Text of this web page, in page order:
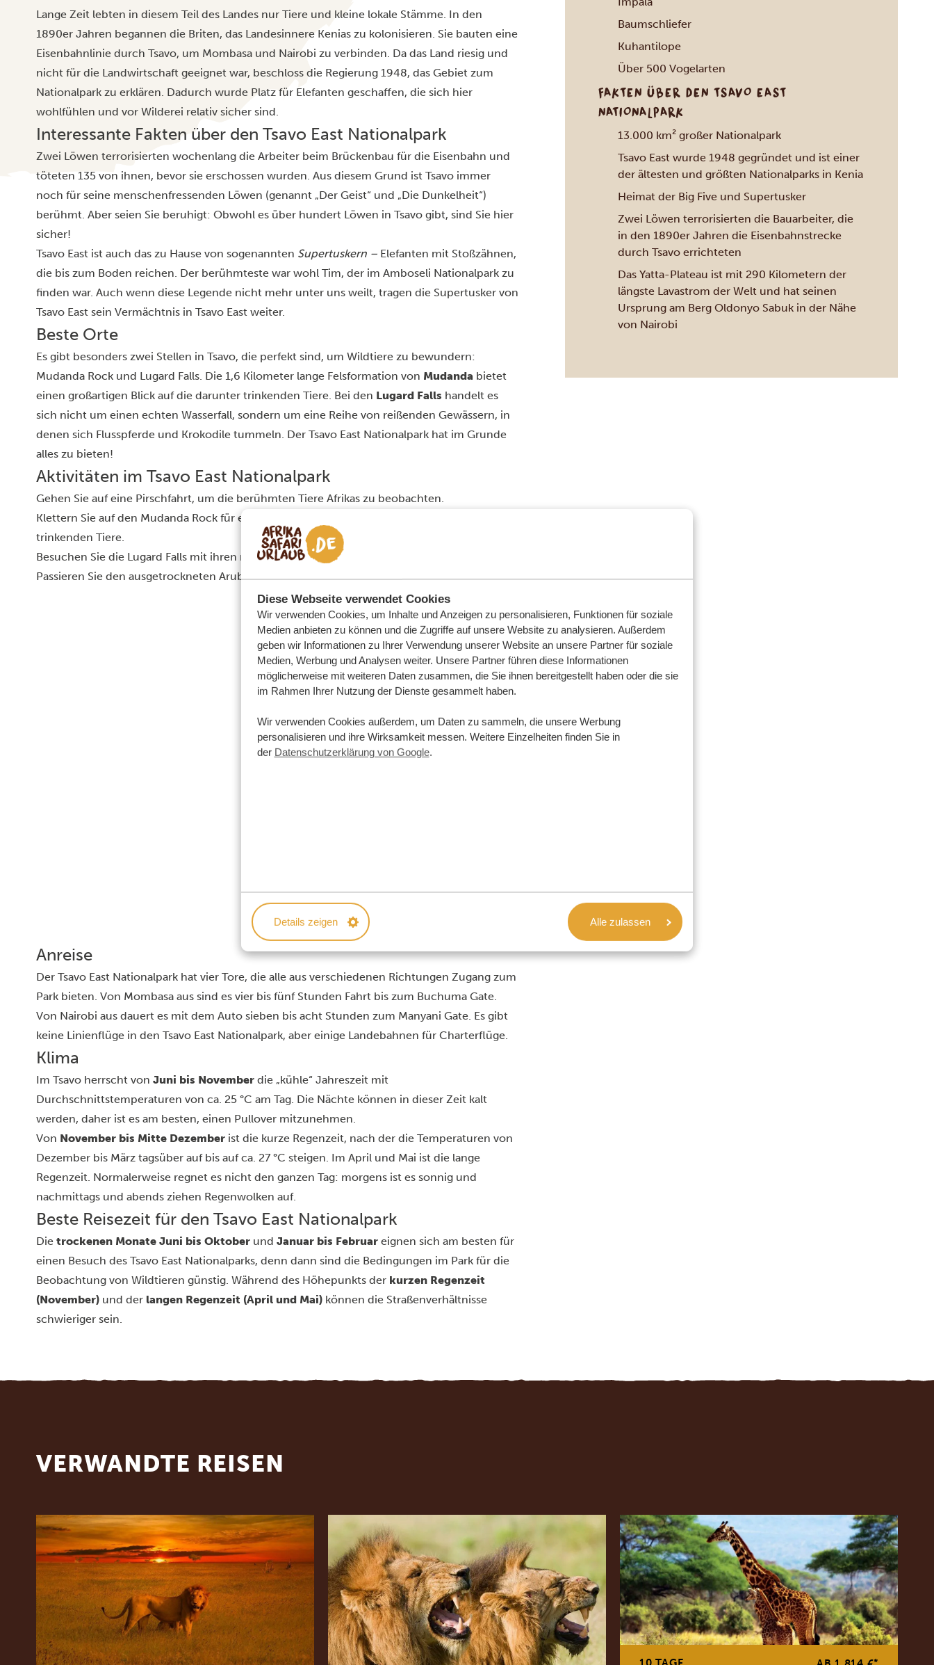
Diese Webseite verwendet Cookies
Wir verwenden Cookies, um Inhalte und Anzeigen zu personalisieren, Funktionen für soziale
Medien anbieten zu können und die Zugriffe auf unsere Website zu analysieren. Außerdem
geben wir Informationen zu Ihrer Verwendung unserer Website an unsere Partner für soziale
Medien, Werbung und Analysen weiter. Unsere Partner führen diese Informationen
möglicherweise mit weiteren Daten zusammen, die Sie ihnen bereitgestellt haben oder die sie
im Rahmen Ihrer Nutzung der Dienste gesammelt haben.
Wir verwenden Cookies außerdem, um Daten zu sammeln, die unsere Werbung
personalisieren und ihre Wirksamkeit messen. Weitere Einzelheiten finden Sie in
der Datenschutzerklärung von Google.
Details zeigen Alle zulassen
Lange Zeit lebten in diesem Teil des Landes nur Tiere und kleine lokale Stämme. In den
1890er Jahren begannen die Briten, das Landesinnere Kenias zu kolonisieren. Sie bauten eine
Eisenbahnlinie durch Tsavo, um Mombasa und Nairobi zu verbinden. Da das Land riesig und
nicht für die Landwirtschaft geeignet war, beschloss die Regierung 1948, das Gebiet zum
Nationalpark zu erklären. Dadurch wurde Platz für Elefanten geschaffen, die sich hier
wohlfühlen und vor Wilderei relativ sicher sind.
Interessante Fakten über den Tsavo East Nationalpark
Zwei Löwen terrorisierten wochenlang die Arbeiter beim Brückenbau für die Eisenbahn und
töteten 135 von ihnen, bevor sie erschossen wurden. Aus diesem Grund ist Tsavo immer
noch für seine menschenfressenden Löwen (genannt „Der Geist“ und „Die Dunkelheit“)
berühmt. Aber seien Sie beruhigt: Obwohl es über hundert Löwen in Tsavo gibt, sind Sie hier
sicher!
Tsavo East ist auch das zu Hause von sogenannten Supertuskern – Elefanten mit Stoßzähnen,
die bis zum Boden reichen. Der berühmteste war wohl Tim, der im Amboseli Nationalpark zu
finden war. Auch wenn diese Legende nicht mehr unter uns weilt, tragen die Supertusker von
Tsavo East sein Vermächtnis in Tsavo East weiter.
Beste Orte
Es gibt besonders zwei Stellen in Tsavo, die perfekt sind, um Wildtiere zu bewundern:
Mudanda Rock und Lugard Falls. Die 1,6 Kilometer lange Felsformation von Mudanda bietet
einen großartigen Blick auf die darunter trinkenden Tiere. Bei den Lugard Falls handelt es
sich nicht um einen echten Wasserfall, sondern um eine Reihe von reißenden Gewässern, in
denen sich Flusspferde und Krokodile tummeln. Der Tsavo East Nationalpark hat im Grunde
alles zu bieten!
Aktivitäten im Tsavo East Nationalpark
Gehen Sie auf eine Pirschfahrt, um die berühmten Tiere Afrikas zu beobachten.
Klettern Sie auf den Mudanda Rock für eine hervorragende Aussicht auf die am Wasserloch
trinkenden Tiere.
Besuchen Sie die Lugard Falls mit ihren reißenden Wasserfällen.
Passieren Sie den ausgetrockneten Aruba-Damm.
Anreise
Der Tsavo East Nationalpark hat vier Tore, die alle aus verschiedenen Richtungen Zugang zum
Park bieten. Von Mombasa aus sind es vier bis fünf Stunden Fahrt bis zum Buchuma Gate.
Von Nairobi aus dauert es mit dem Auto sieben bis acht Stunden zum Manyani Gate. Es gibt
keine Linienflüge in den Tsavo East Nationalpark, aber einige Landebahnen für Charterflüge.
Klima
Im Tsavo herrscht von Juni bis November die „kühle“ Jahreszeit mit
Durchschnittstemperaturen von ca. 25 °C am Tag. Die Nächte können in dieser Zeit kalt
werden, daher ist es am besten, einen Pullover mitzunehmen.
Von November bis Mitte Dezember ist die kurze Regenzeit, nach der die Temperaturen von
Dezember bis März tagsüber auf bis auf ca. 27 °C steigen. Im April und Mai ist die lange
Regenzeit. Normalerweise regnet es nicht den ganzen Tag: morgens ist es sonnig und
nachmittags und abends ziehen Regenwolken auf.
Beste Reisezeit für den Tsavo East Nationalpark
Die trockenen Monate Juni bis Oktober und Januar bis Februar eignen sich am besten für
einen Besuch des Tsavo East Nationalparks, denn dann sind die Bedingungen im Park für die
Beobachtung von Wildtieren günstig. Während des Höhepunkts der kurzen Regenzeit
(November) und der langen Regenzeit (April und Mai) können die Straßenverhältnisse
schwieriger sein.
Baumschliefer
Kuhantilope
Über 500 Vogelarten
FAKTEN ÜBER DEN TSAVO EAST
NATIONALPARK
13.000 km² großer Nationalpark
Tsavo East wurde 1948 gegründet und ist einer
der ältesten und größten Nationalparks in Kenia
Heimat der Big Five und Supertusker
Zwei Löwen terrorisierten die Bauarbeiter, die
in den 1890er Jahren die Eisenbahnstrecke
durch Tsavo errichteten
Das Yatta-Plateau ist mit 290 Kilometern der
längste Lavastrom der Welt und hat seinen
Ursprung am Berg Oldonyo Sabuk in der Nähe
von Nairobi
VERWANDTE REISEN